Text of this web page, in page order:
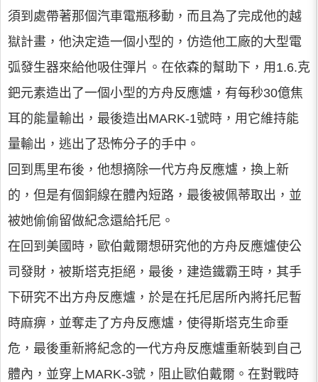
須到處帶著那個汽車電瓶移動，而且為了完成他的越
獄計畫，他決定造一個小型的，仿造他工廠的大型電
弧發生器來給他吸住彈片。在依森的幫助下，用1.6.克
鈀元素造出了一個小型的方舟反應爐，有每秒30億焦
耳的能量輸出，最後造出MARK-1號時，用它維持能
量輸出，逃出了恐怖分子的手中。
回到馬里布後，他想摘除一代方舟反應爐，換上新
的，但是有個銅線在體內短路，最後被佩蒂取出，並
被她偷偷留做紀念還給托尼。
在回到美國時，歐伯戴爾想研究他的方舟反應爐使公
司發財，被斯塔克拒絕，最後，建造鐵霸王時，其手
下研究不出方舟反應爐，於是在托尼居所內將托尼暫
時麻痹，並奪走了方舟反應爐，使得斯塔克生命垂
危，最後重新將紀念的一代方舟反應爐重新裝到自己
體內，並穿上MARK-3號，阻止歐伯戴爾。在對戰時